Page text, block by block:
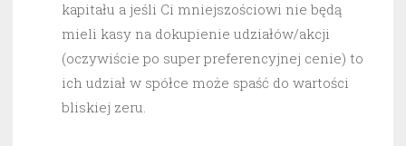
kapitału a jeśli Ci mniejszościowi nie będą
mieli kasy na dokupienie udziałów/akcji
(oczywiście po super preferencyjnej cenie) to
ich udział w spółce może spaść do wartości
bliskiej zeru.